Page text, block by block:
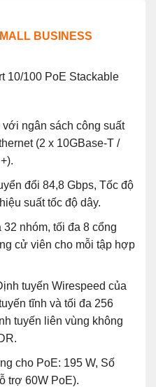
BUSINESS
10/100 PoE Stackable
ngân sách công suất
(2 x 10GBase-T /
đổi 84,8 Gbps, Tốc độ
suất tốc độ dây.
nhóm, tối đa 8 cổng
cử viên cho mỗi tập hợp
tuyến Wirespeed của
tĩnh và tối đa 256
tuyến liên vùng không
cho PoE: 195 W, Số
trợ 60W PoE).